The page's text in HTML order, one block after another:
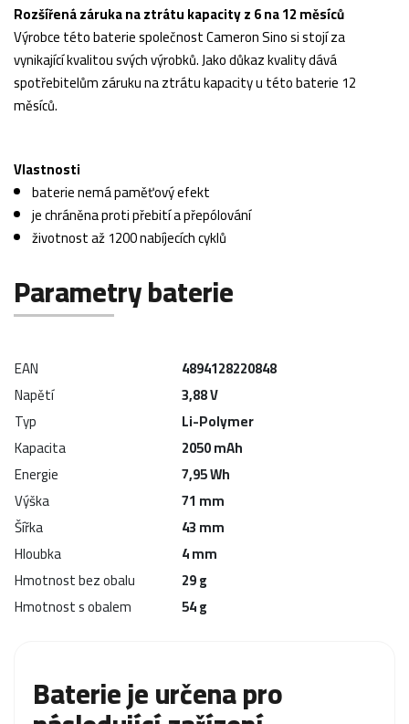
Rozšířená záruka na ztrátu kapacity z 6 na 12 měsíců
Výrobce této baterie společnost Cameron Sino si stojí za
vynikající kvalitou svých výrobků. Jako důkaz kvality dává
spotřebitelům záruku na ztrátu kapacity u této baterie 12
měsíců.
Vlastnosti
baterie nemá paměťový efekt
je chráněna proti přebití a přepólování
životnost až 1200 nabíjecích cyklů
Parametry baterie
EAN
4894128220848
Napětí
3,88 V
Typ
Li-Polymer
Kapacita
2050 mAh
Energie
7,95 Wh
Výška
71 mm
Šířka
43 mm
Hloubka
4 mm
Hmotnost bez obalu
29 g
Hmotnost s obalem
54 g
Baterie je určena pro